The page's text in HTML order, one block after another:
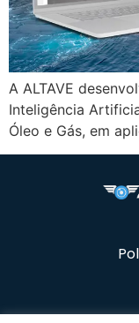
A ALTAVE
Inteligência
Óleo e Gás, em